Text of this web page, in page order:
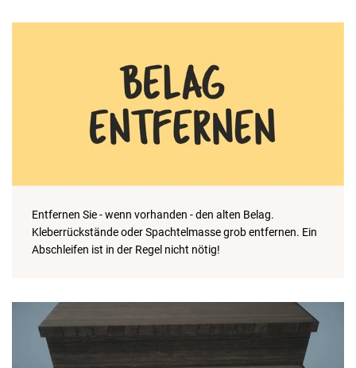
Entfernen Sie - wenn vorhanden - den alten Belag.
Kleberrückstände oder Spachtelmasse grob entfernen. Ein
Abschleifen ist in der Regel nicht nötig!